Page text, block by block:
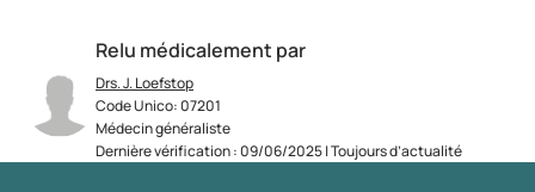
Relu médicalement par
Drs. J. Loefstop
Code Unico: 07201
Médecin généraliste
Dernière vérification : 09/06/2025 | Toujours d’actualité